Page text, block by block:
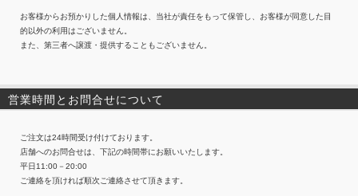
お客様からお預かりした個人情報は、当社が責任をもって保管し、お客様が同意した目
的以外の利用はございません。
また、第三者へ譲渡・提供することもございません。
営業時間とお問合せについて
ご注文は24時間受け付けております。
店舗へのお問合せは、下記の時間帯にお願いいたします。
平日11:00－20:00
ご連絡を頂ければ順次ご連絡させて頂きます。